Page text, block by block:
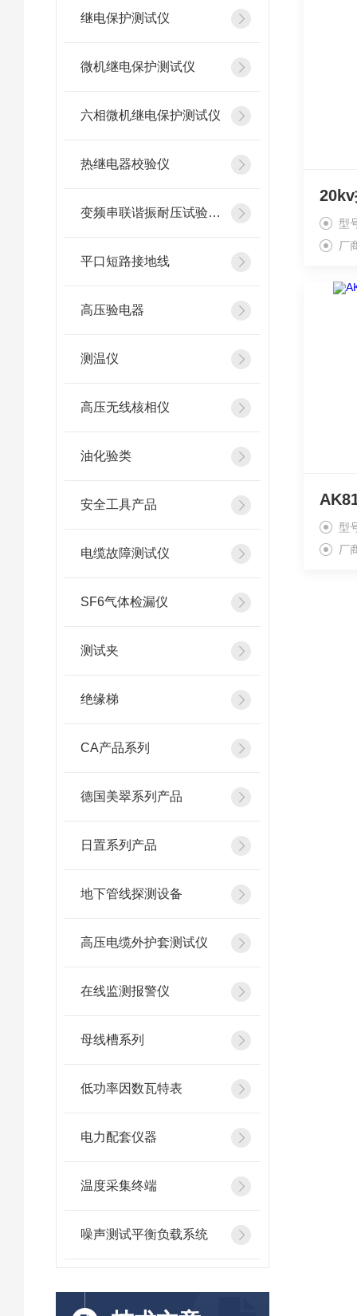
继电保护测试仪
微机继电保护测试仪
六相微机继电保护测试仪
热继电器校验仪
变频串联谐振耐压试验装置
平口短路接地线
高压验电器
测温仪
高压无线核相仪
油化验类
安全工具产品
电缆故障测试仪
SF6气体检漏仪
测试夹
绝缘梯
CA产品系列
德国美翠系列产品
日置系列产品
地下管线探测设备
高压电缆外护套测试仪
在线监测报警仪
母线槽系列
低功率因数瓦特表
电力配套仪器
温度采集终端
噪声测试平衡负载系统
型
厂
型
厂